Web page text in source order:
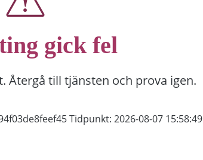
gick fel
Återgå till tjänsten och prova igen.
Tidpunkt: 2026-08-07 15:58:49